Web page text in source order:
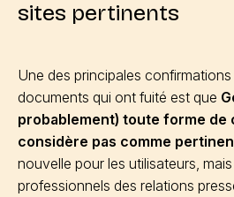
sites pertinents
Une des principales
documents qui ont fuité est que
probablement) toute forme de
considère pas comme
nouvelle pour les utilisateurs,
professionnels des relations